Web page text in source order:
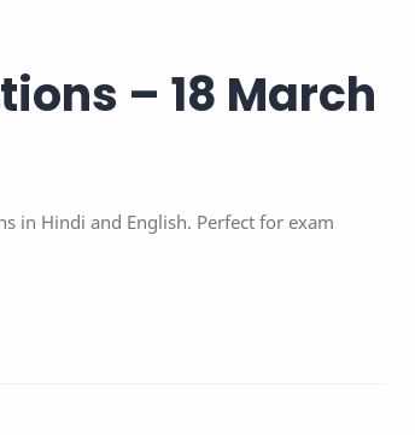
– 18 March
in Hindi and English. Perfect for exam